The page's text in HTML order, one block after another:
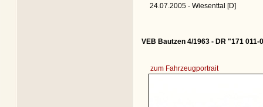
24.07.2005 - Wiesenttal [D]
VEB Bautzen 4/1963 - DR "171 011-
zum Fahrzeugportrait